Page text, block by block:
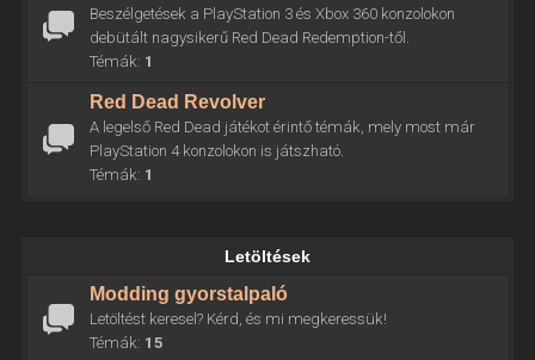
Beszélgetések a PlayStation 3 és Xbox 360 konzolokon
debütált nagysikerű Red Dead Redemption-től.
Témák: 1
Red Dead Revolver
A legelső Red Dead játékot érintő témák, mely most már
PlayStation 4 konzolokon is játszható.
Témák: 1
Letöltések
Modding gyorstalpaló
Letöltést keresel? Kérd, és mi megkeressük!
Témák: 15